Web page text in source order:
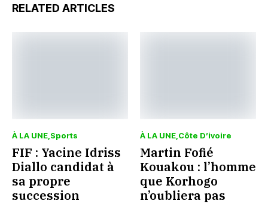
RELATED ARTICLES
À LA UNE Sports
FIF : Yacine Idriss
Diallo candidat à
sa propre
succession
À LA UNE Côte D’ivoire
Martin Fofié
Kouakou : l’homme
que Korhogo
n’oubliera pas